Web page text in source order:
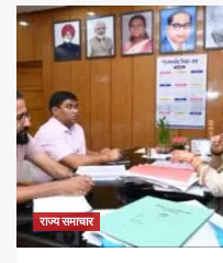
राज्य समाचार